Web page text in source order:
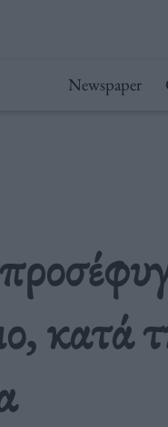
Newspaper
κατά